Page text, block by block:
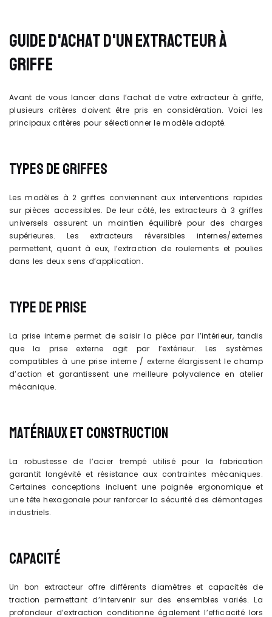
GUIDE D'ACHAT D'UN EXTRACTEUR À
GRIFFE
Avant de vous lancer dans l’achat de votre extracteur à griffe,
plusieurs critères doivent être pris en considération. Voici les
principaux critères pour sélectionner le modèle adapté.
TYPES DE GRIFFES
Les modèles à 2 griffes conviennent aux interventions rapides
sur pièces accessibles. De leur côté, les extracteurs à 3 griffes
universels assurent un maintien équilibré pour des charges
supérieures. Les extracteurs réversibles internes/externes
permettent, quant à eux, l’extraction de roulements et poulies
dans les deux sens d’application.
TYPE DE PRISE
La prise interne permet de saisir la pièce par l’intérieur, tandis
que la prise externe agit par l’extérieur. Les systèmes
compatibles à une prise interne / externe élargissent le champ
d’action et garantissent une meilleure polyvalence en atelier
mécanique.
MATÉRIAUX ET CONSTRUCTION
La robustesse de l’acier trempé utilisé pour la fabrication
garantit longévité et résistance aux contraintes mécaniques.
Certaines conceptions incluent une poignée ergonomique et
une tête hexagonale pour renforcer la sécurité des démontages
industriels.
CAPACITÉ
Un bon extracteur offre différents diamètres et capacités de
traction permettant d’intervenir sur des ensembles variés. La
profondeur d’extraction conditionne également l’efficacité lors